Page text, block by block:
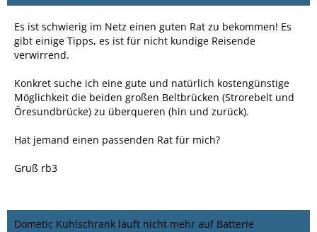
Es ist schwierig im Netz einen guten Rat zu bekommen! Es
gibt einige Tipps, es ist für nicht kundige Reisende
verwirrend.
Konkret suche ich eine gute und natürlich kostengünstige
Möglichkeit die beiden großen Beltbrücken (Strorebelt und
Öresundbrücke) zu überqueren (hin und zurück).
Hat jemand einen passenden Rat für mich?
Gruß rb3
Dometic Kühlschrank läuft nicht mehr auf Batterie